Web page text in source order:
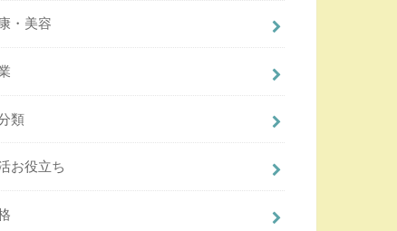
・美容
類
お役立ち